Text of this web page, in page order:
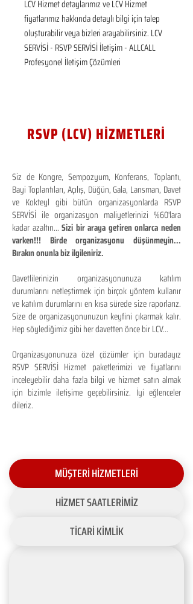
LCV Hizmet detaylarımız ve LCV Hizmet
fiyatlarımız hakkında detaylı bilgi için talep
oluşturabilir veya bizleri arayabilirsiniz. LCV
SERVİSİ - RSVP SERVİSİ İletişim - ALLCALL
Profesyonel İletişim Çözümleri
RSVP (LCV) HİZMETLERİ
Siz de Kongre, Sempozyum, Konferans, Toplantı,
Bayi Toplantıları, Açılış, Düğün, Gala, Lansman, Davet
ve Kokteyl gibi bütün organizasyonlarda RSVP
SERVİSİ ile organizasyon maliyetlerinizi %60'lara
kadar azaltın...Sizi bir araya getiren onlarca neden
varken!!! Birde organizasyonu düşünmeyin...
Bırakın onunla biz ilgileniriz.
Davetlilerinizin organizasyonunuza katılım
durumlarını netleştirmek için birçok yöntem kullanır
ve katılım durumlarını en kısa sürede size raporlarız.
Size de organizasyonunuzun keyfini çıkarmak kalır.
Hep söylediğimiz gibi her davetten önce bir LCV...
Organizasyonunuza özel çözümler için buradayız
RSVP SERVİSİ Hizmet paketlerimizi ve fiyatlarını
inceleyebilir daha fazla bilgi ve hizmet satın almak
için bizimle iletişime geçebilirsiniz. İyi eğlenceler
dileriz.
MÜŞTERİ HİZMETLERİ
HİZMET SAATLERİMİZ
TİCARİ KİMLİK